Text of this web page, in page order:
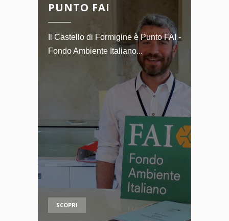
PUNTO FAI
Il Castello di Formigine è Punto FAI -
Fondo Ambiente Italiano...
SCOPRI